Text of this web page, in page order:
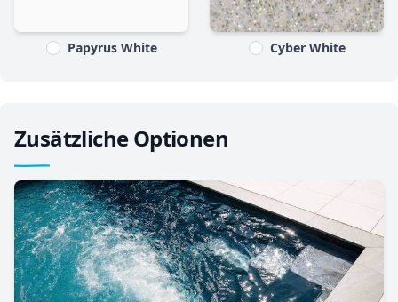
Papyrus White Cyber White
Zusätzliche Optionen